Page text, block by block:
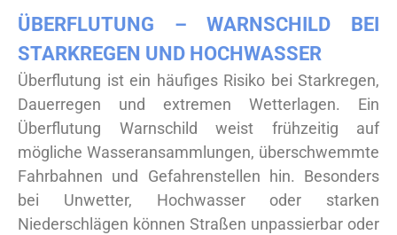
ÜBERFLUTUNG – WARNSCHILD BEI
STARKREGEN UND HOCHWASSER
Überflutung ist ein häufiges Risiko bei Starkregen,
Dauerregen und extremen Wetterlagen. Ein
Überflutung Warnschild weist frühzeitig auf
mögliche Wasseransammlungen, überschwemmte
Fahrbahnen und Gefahrenstellen hin. Besonders
bei Unwetter, Hochwasser oder starken
Niederschlägen können Straßen unpassierbar oder